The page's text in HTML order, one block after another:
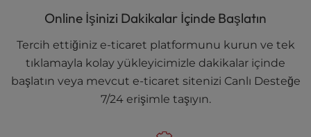
Online İşinizi Dakikalar İçinde Başlatın
Tercih ettiğiniz e-ticaret platformunu kurun ve tek
tıklamayla kolay yükleyicimizle dakikalar içinde
başlatın veya mevcut e-ticaret sitenizi Canlı Desteğe
7/24 erişimle taşıyın.